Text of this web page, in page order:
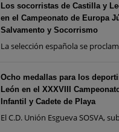
Los socorristas de Castilla y
en el Campeonato de Europa
Salvamento y Socorrismo
La selección española se
Ocho medallas para los
León en el XXXVIII
Infantil y Cadete de Playa
El C.D. Unión Esgueva SOSVA,